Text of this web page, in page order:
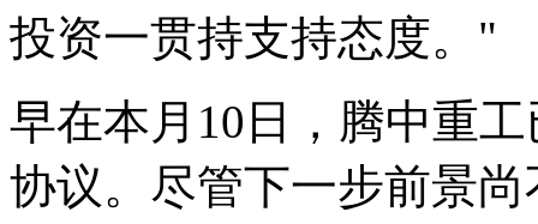
投资一贯持支持态度。"
早在本月10日，腾中重
协议。尽管下一步前景